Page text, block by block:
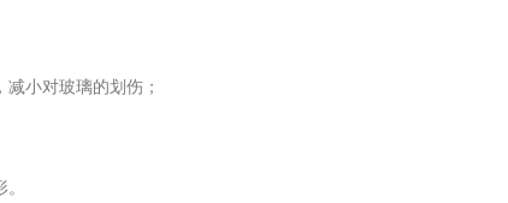
小对玻璃的划伤；